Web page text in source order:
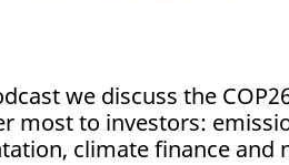
we discuss the
most to investors:
climate finance and